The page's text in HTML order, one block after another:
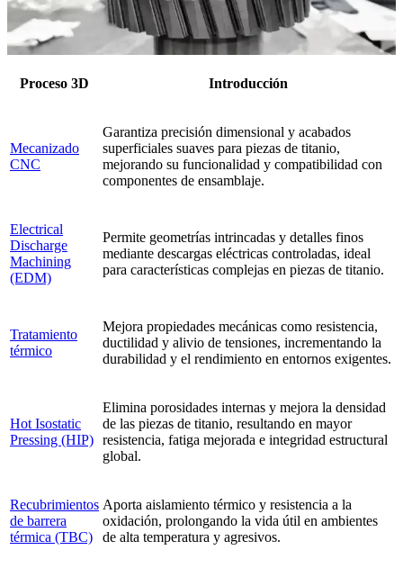
Proceso 3D Introducción
Mecanizado
CNC
Garantiza precisión dimensional y acabados
superficiales suaves para piezas de titanio,
mejorando su funcionalidad y compatibilidad con
componentes de ensamblaje.
Electrical
Discharge
Machining
(EDM)
Permite geometrías intrincadas y detalles finos
mediante descargas eléctricas controladas, ideal
para características complejas en piezas de titanio.
Tratamiento
térmico
Mejora propiedades mecánicas como resistencia,
ductilidad y alivio de tensiones, incrementando la
durabilidad y el rendimiento en entornos exigentes.
Hot Isostatic
Pressing (HIP)
Elimina porosidades internas y mejora la densidad
de las piezas de titanio, resultando en mayor
resistencia, fatiga mejorada e integridad estructural
global.
Recubrimientos
de barrera
térmica (TBC)
Aporta aislamiento térmico y resistencia a la
oxidación, prolongando la vida útil en ambientes
de alta temperatura y agresivos.